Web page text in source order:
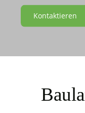
Kontaktieren